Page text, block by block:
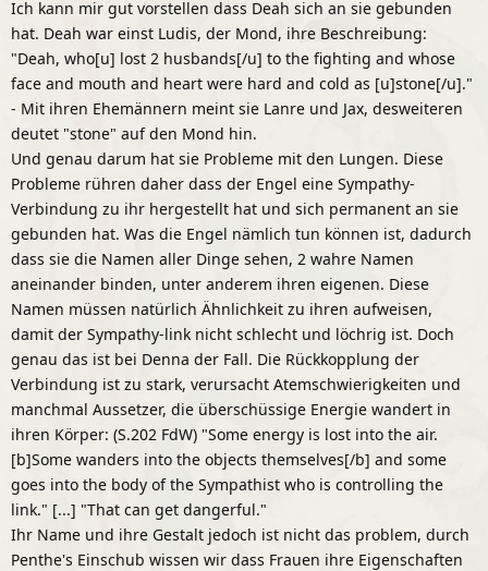
Ich kann mir gut vorstellen dass Deah sich an sie gebunden
hat. Deah war einst Ludis, der Mond, ihre Beschreibung:
"Deah, who[u] lost 2 husbands[/u] to the fighting and whose
face and mouth and heart were hard and cold as [u]stone[/u]."
- Mit ihren Ehemännern meint sie Lanre und Jax, desweiteren
deutet "stone" auf den Mond hin.
Und genau darum hat sie Probleme mit den Lungen. Diese
Probleme rühren daher dass der Engel eine Sympathy-
Verbindung zu ihr hergestellt hat und sich permanent an sie
gebunden hat. Was die Engel nämlich tun können ist, dadurch
dass sie die Namen aller Dinge sehen, 2 wahre Namen
aneinander binden, unter anderem ihren eigenen. Diese
Namen müssen natürlich Ähnlichkeit zu ihren aufweisen,
damit der Sympathy-link nicht schlecht und löchrig ist. Doch
genau das ist bei Denna der Fall. Die Rückkopplung der
Verbindung ist zu stark, verursacht Atemschwierigkeiten und
manchmal Aussetzer, die überschüssige Energie wandert in
ihren Körper: (S.202 FdW) "Some energy is lost into the air.
[b]Some wanders into the objects themselves[/b] and some
goes into the body of the Sympathist who is controlling the
link." [...] "That can get dangerful."
Ihr Name und ihre Gestalt jedoch ist nicht das problem, durch
Penthe's Einschub wissen wir dass Frauen ihre Eigenschaften